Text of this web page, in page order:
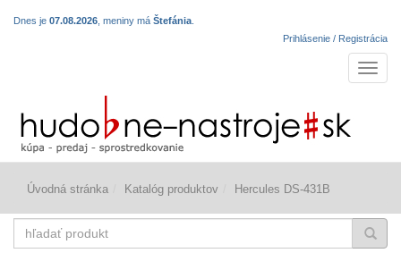
Dnes je 07.08.2026 , meniny má Štefánia
Prihlásenie / Registrácia
Úvodná stránka Katalóg produktov Hercules DS-431B
produkt